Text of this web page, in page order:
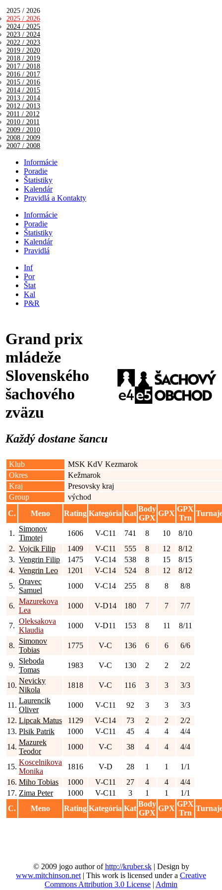
2025 / 2026
2025 / 2026
2024 / 2025
2023 / 2024
2022 / 2023
2019 / 2020
2018 / 2019
2017 / 2018
2016 / 2017
2015 / 2016
2014 / 2015
2013 / 2014
2012 / 2013
2011 / 2012
2010 / 2011
2009 / 2010
2008 / 2009
2007 / 2008
Informácie
Poradie
Štatistiky
Kalendár
Pravidlá a Kontakty
Informácie
Poradie
Štatistiky
Kalendár
Pravidlá
Inf
Por
Štat
Kal
P&R
Grand prix
mládeže
Slovenského
šachového
zväzu
Každý dostane šancu
Klub
MSK KdV Kezmarok
Okres
Kežmarok
Kraj
Presovsky kraj
Group
východ
C.
Meno Rating Kategória Kat
Body
GPX
GPX
GPX
Trn
1.
Simonov
Timotej
1606 V-C11 741 8 10
8/10
2. Vojcik Filip 1409 V-C11 555 8 12
8/12
3. Vengrin Filip 1475 V-C14 538 8 15
8/15
4. Vengrin Leo 1201 V-C14 524 8 12
8/12
5.
Oravec
Samuel
1000 V-C14 255 8 8 8/8
6.
Mazurekova
Lea
1000 V-D14 180 7 7 7/7
7.
Oleksakova
Klaudia
1000 V-D11 153 8 11 8/11
8.
Simonov
Tobias
1775 V-C 136 6 6 6/6
9.
Sleboda
Tomas
1983 V-C 130 2 2 2/2
10.
Nevicky
Nikola
1818 V-C 116 3 3 3/3
11.
Laurencik
Oliver
1000 V-C11 92 3 3
3/3
12. Lipcak Matus 1129 V-C14 73 2 2
2/2
13. Plsik Patrik 1000 V-C11 45 4 4
4/4
14.
Mazurek
Teodor
1000 V-C 38 4 4 4/4
15.
Koscelnikova
Monika
1816 V-D 28 1 1
1/1
16. Miho Tobias 1000 V-C11 27 4 4
4/4
17. Zima Peter 1000 V-C11 3 1 1
1/1
C.
Meno Rating Kategória Kat
Body
GPX
GPX
GPX
Trn
© 2009 jogo author ofhttp://kruber.sk| Design by
www.mitchinson.net | This work is licensed under a Creative
Commons Attribution 3.0 License | Admin